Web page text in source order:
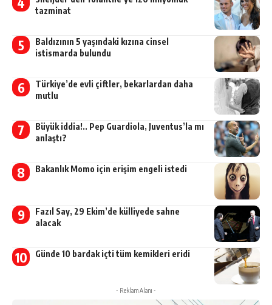
tazminat
Baldızının 5 yaşındaki kızına cinsel
istismarda bulundu
Türkiye’de evli çiftler, bekarlardan daha
mutlu
Büyük iddia!.. Pep Guardiola, Juventus’la mı
anlaştı?
Bakanlık Momo için erişim engeli istedi
Fazıl Say, 29 Ekim’de külliyede sahne
alacak
Günde 10 bardak içti tüm kemikleri eridi
- Reklam Alanı -